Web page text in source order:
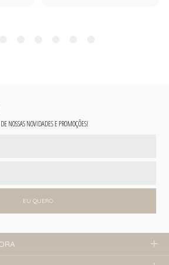
NOSSAS NOVIDADES E PROMOÇÕES!
EU QUERO